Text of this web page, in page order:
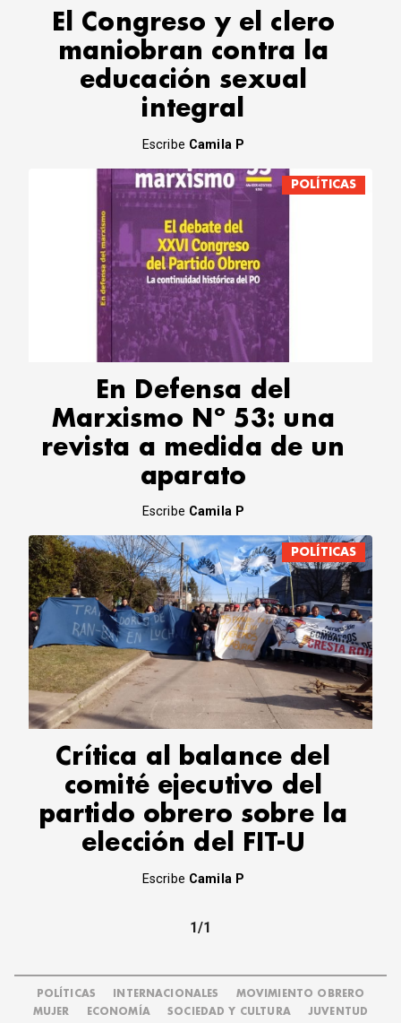
El Congreso y el clero
maniobran contra la
educación sexual
integral
Escribe Camila P
POLÍTICAS
En Defensa del
Marxismo Nº 53: una
revista a medida de un
aparato
Escribe Camila P
POLÍTICAS
Crítica al balance del
comité ejecutivo del
partido obrero sobre la
elección del FIT-U
Escribe Camila P
1/1
POLÍTICAS INTERNACIONALES
MOVIMIENTO OBRERO
MUJER
ECONOMÍA SOCIEDAD Y CULTURA JUVENTUD